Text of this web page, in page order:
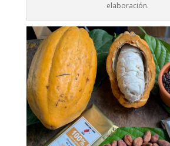
elaboración.